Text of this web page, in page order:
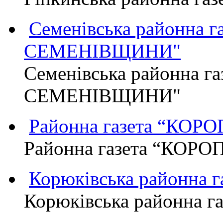
Семенівська районна
СЕМЕНІВЩИНИ"
Семенівська районна
СЕМЕНІВЩИНИ"
Районна газета
Районна газета
Корюківська районна
Корюківська районна